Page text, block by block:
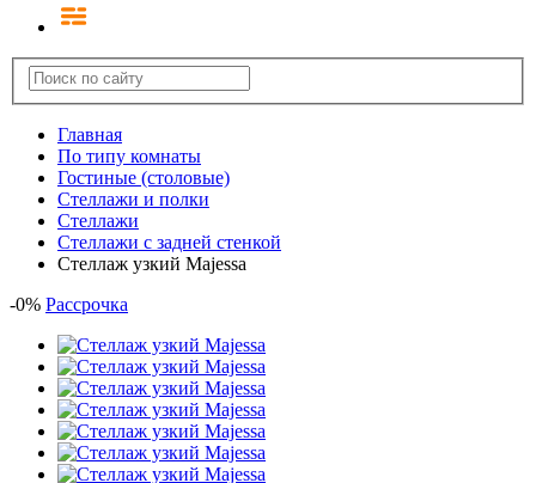
Главная
По типу комнаты
Гостиные (столовые)
Стеллажи и полки
Стеллажи
Стеллажи с задней стенкой
Стеллаж узкий Majessa
-0% Рассрочка